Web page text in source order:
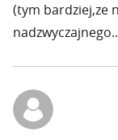
(tym bardziej,ze